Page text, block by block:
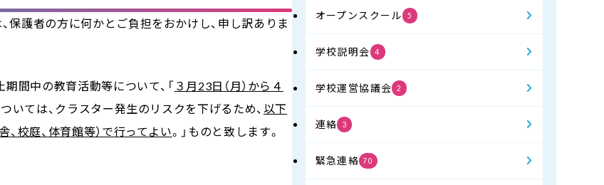
護者の方に何かとご負担をおかけし、申し訳ありま
間中の教育活動等について、「 ３月23日（月）から４
いては、クラスター発生のリスクを下げるため、 以下
、校庭、体育館等）で行ってよい。」ものと致します。
オープンスクール 5
学校説明会 4
学校運営協議会 2
連絡 3
緊急連絡 70